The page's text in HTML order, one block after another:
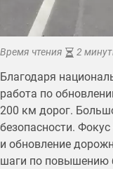
Время чтения 2
Благодаря
работа по
200 км дорог.
безопасности.
и обновление
шаги по повышению